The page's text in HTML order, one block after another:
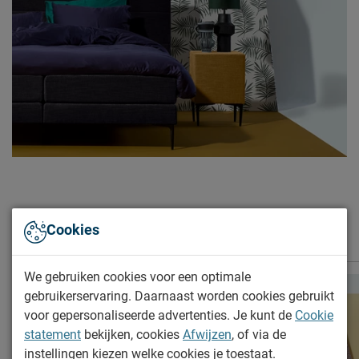
Leveranciersinformatie
Naam Beddenreus B.V.
Locatie
Postbus 716, 5400 AS,
Uden, Nederland
info@beddenreus.nl
Meer van de serie Luxe
Cookies
We gebruiken cookies voor een optimale
gebruikerservaring. Daarnaast worden cookies gebruikt
voor gepersonaliseerde advertenties. Je kunt de Cookie
statement bekijken, cookies Afwijzen, of via de
instellingen kiezen welke cookies je toestaat.